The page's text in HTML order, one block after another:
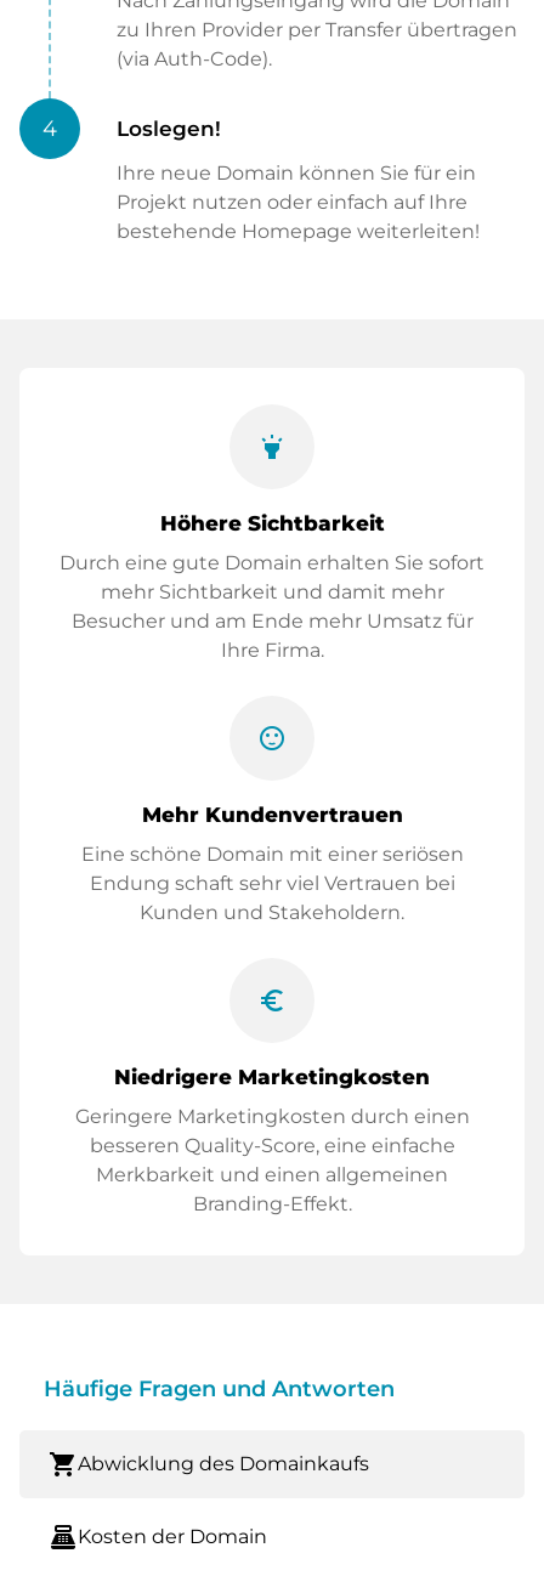
zu Ihren Provider per Transfer übertragen
(via Auth-Code).
4 Loslegen!
Ihre neue Domain können Sie für ein
Projekt nutzen oder einfach auf Ihre
bestehende Homepage weiterleiten!
highlight
Höhere Sichtbarkeit
Durch eine gute Domain erhalten Sie sofort
mehr Sichtbarkeit und damit mehr
Besucher und am Ende mehr Umsatz für
Ihre Firma.
sentiment_satisfied
Mehr Kundenvertrauen
Eine schöne Domain mit einer seriösen
Endung schaft sehr viel Vertrauen bei
Kunden und Stakeholdern.
euro_symbol
Niedrigere Marketingkosten
Geringere Marketingkosten durch einen
besseren Quality-Score, eine einfache
Merkbarkeit und einen allgemeinen
Branding-Effekt.
Häufige Fragen und Antworten
shopping_cartAbwicklung des Domainkaufs
point_of_saleKosten der Domain